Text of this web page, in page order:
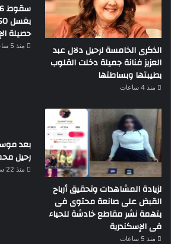
الذكرى الخامسة لرحيل دلال عبد
العزيز فنانة جميلة دخلت القلوب
بطيبتها وبساطتها
منذ 4 ساعات
حصيلة
منذ 5 ساعات
لزيادة المشاهدات وتحقيق أرباح
القبض على صانعة محتوى فى
بتهمة نشر مقاطع خادشة للحياء
فى الإسكندرية
منذ 5 ساعات
بعد
رحيل
منذ 22 ساعة